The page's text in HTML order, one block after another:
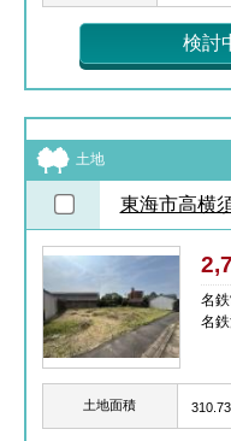
検討
土地
東海市高横
名
名
土地面積